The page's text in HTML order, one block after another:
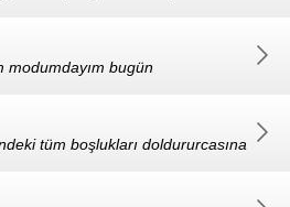
modumdayım bugün
tüm boşlukları doldururcasına
onsuzluktan kuruyup